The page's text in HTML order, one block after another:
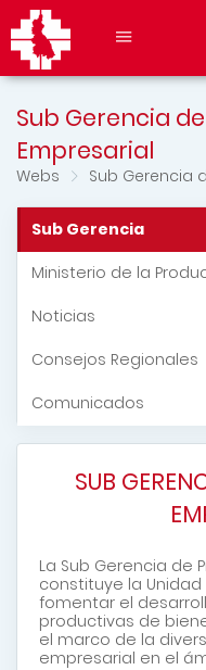
Sub Gerencia
Empresarial
Webs Sub Gerencia
Sub Gerencia
Ministerio de la
Noticias
Consejos Regionales
Comunicados
SUB
La Sub Gerencia de
constituye la
fomentar el
productivas de
el marco de la
empresarial en el